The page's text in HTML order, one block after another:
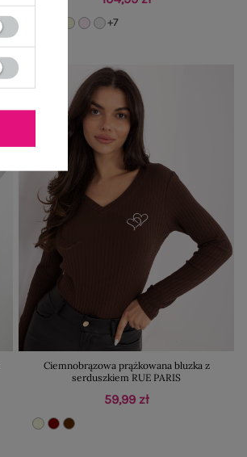
+7
Ciemnobrązowa prążkowana bluzka z
serduszkiem RUE PARIS
59,99 zł